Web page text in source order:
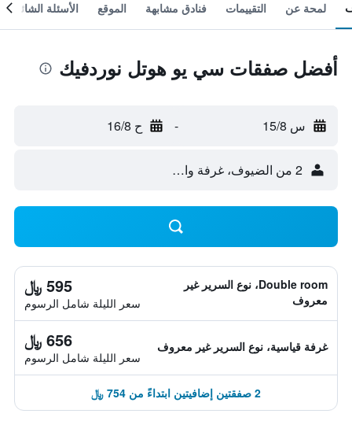
لمحة عن التقييمات فنادق مشابهة الموقع الأسئلة الشائعة
أفضل صفقات سي يو هوتل نوردفيك
س 15/8 - ح 16/8
2 من الضيوف، غرفة واحدة
Double room، نوع السرير غير
معروف
595 ﷼
سعر الليلة شامل الرسوم
غرفة قياسية، نوع السرير غير معروف 656 ﷼
سعر الليلة شامل الرسوم
2 صفقتين إضافيتين ابتداءً من 754 ﷼